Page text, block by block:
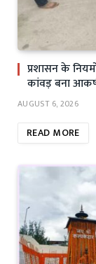
प्रशासन के
कांवड़ बना
AUGUST 6, 2026
READ MORE